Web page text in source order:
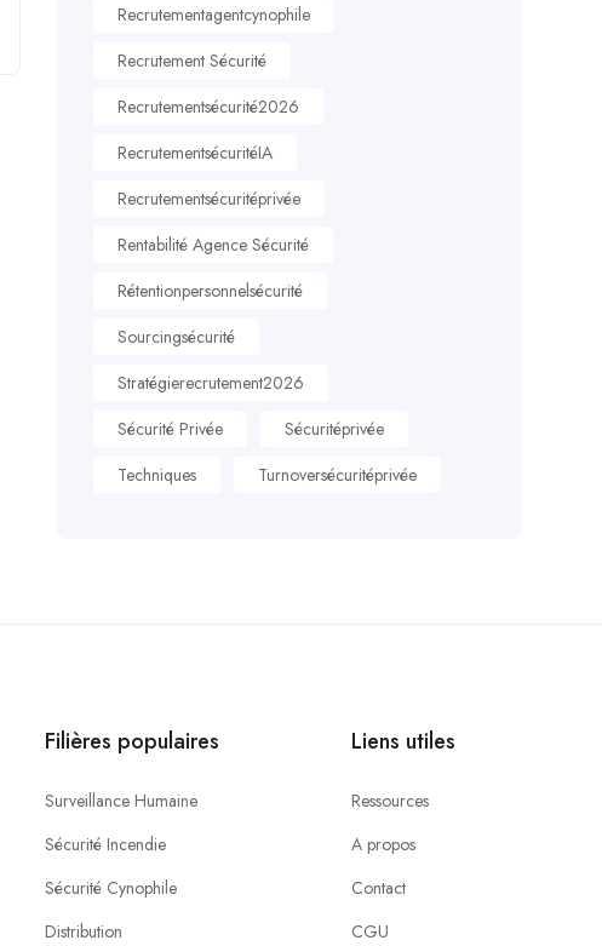
Recrutementagentcynophile
Recrutement Sécurité
Recrutementsécurité2026
RecrutementsécuritéIA
Recrutementsécuritéprivée
Rentabilité Agence Sécurité
Rétentionpersonnelsécurité
Sourcingsécurité
Stratégierecrutement2026
Sécurité Privée
Sécuritéprivée
Techniques
Turnoversécuritéprivée
Filières populaires
Surveillance Humaine
Sécurité Incendie
Sécurité Cynophile
Distribution
Liens utiles
Ressources
A propos
Contact
CGU